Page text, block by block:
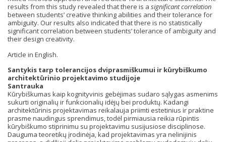
results from this study revealed that there is a significant correlation
between students’ creative thinking abilities and their tolerance for
ambiguity. Our results also indicated that there is no statistically
significant correlation between students’ tolerance of ambiguity and
their design creativity.
Article in English.
Santykis tarp tolerancijos dviprasmiškumui ir kūrybiškumo
architektūrinio projektavimo studijoje
Santrauka
Kūrybiškumas kaip kognityvinis gebėjimas sudaro sąlygas asmenims
sukurti originalių ir funkcionalių idėjų bei produktų. Kadangi
architektūrinis projektavimas reikalauja priimti estetinius ir praktine
prasme naudingus sprendimus, todėl pirmiausia reikia rūpintis
kūrybiškumo stiprinimu su projektavimu susijusiose disciplinose.
Dauguma teoretikų įrodinėja, kad projektavimas yra nelinijinis